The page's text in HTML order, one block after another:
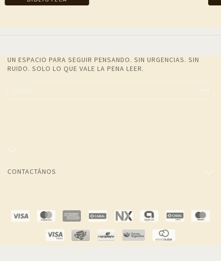
UN ESPACIO PARA SEGUIR PENSANDO. SIN URGENCIAS. SIN
RUIDO. SOLO LO QUE VALE LA PENA LEER.
CONTACTÁNOS